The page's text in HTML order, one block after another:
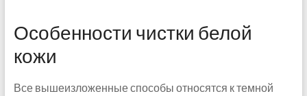
Особенности чистки белой
кожи
Все вышеизложенные способы относятся к темной